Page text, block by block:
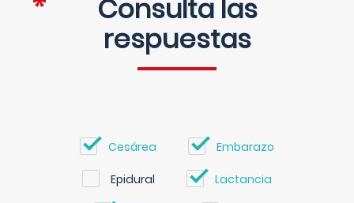
Consulta las
respuestas
Cesárea Embarazo
Epidural Lactancia